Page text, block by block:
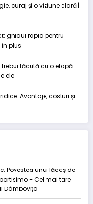
curaj și o viziune clară |
ghidul rapid pentru
plus
făcută cu o etapă
ele
Avantaje, costuri și
Povestea unui lăcaș de
– Cel mai tare
Dâmbovița